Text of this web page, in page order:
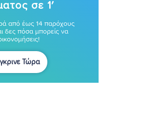
σε 1′
από έως 14 παρόχους
δες πόσα μπορείς να
Τώρα